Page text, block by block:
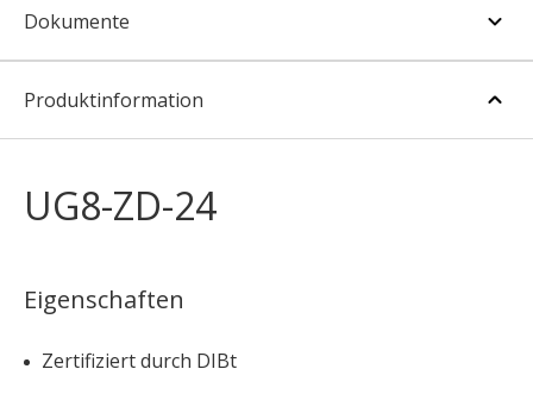
Produktinformation
UG8-ZD-24
Eigenschaften
Zertifiziert durch DIBt
Dokumente